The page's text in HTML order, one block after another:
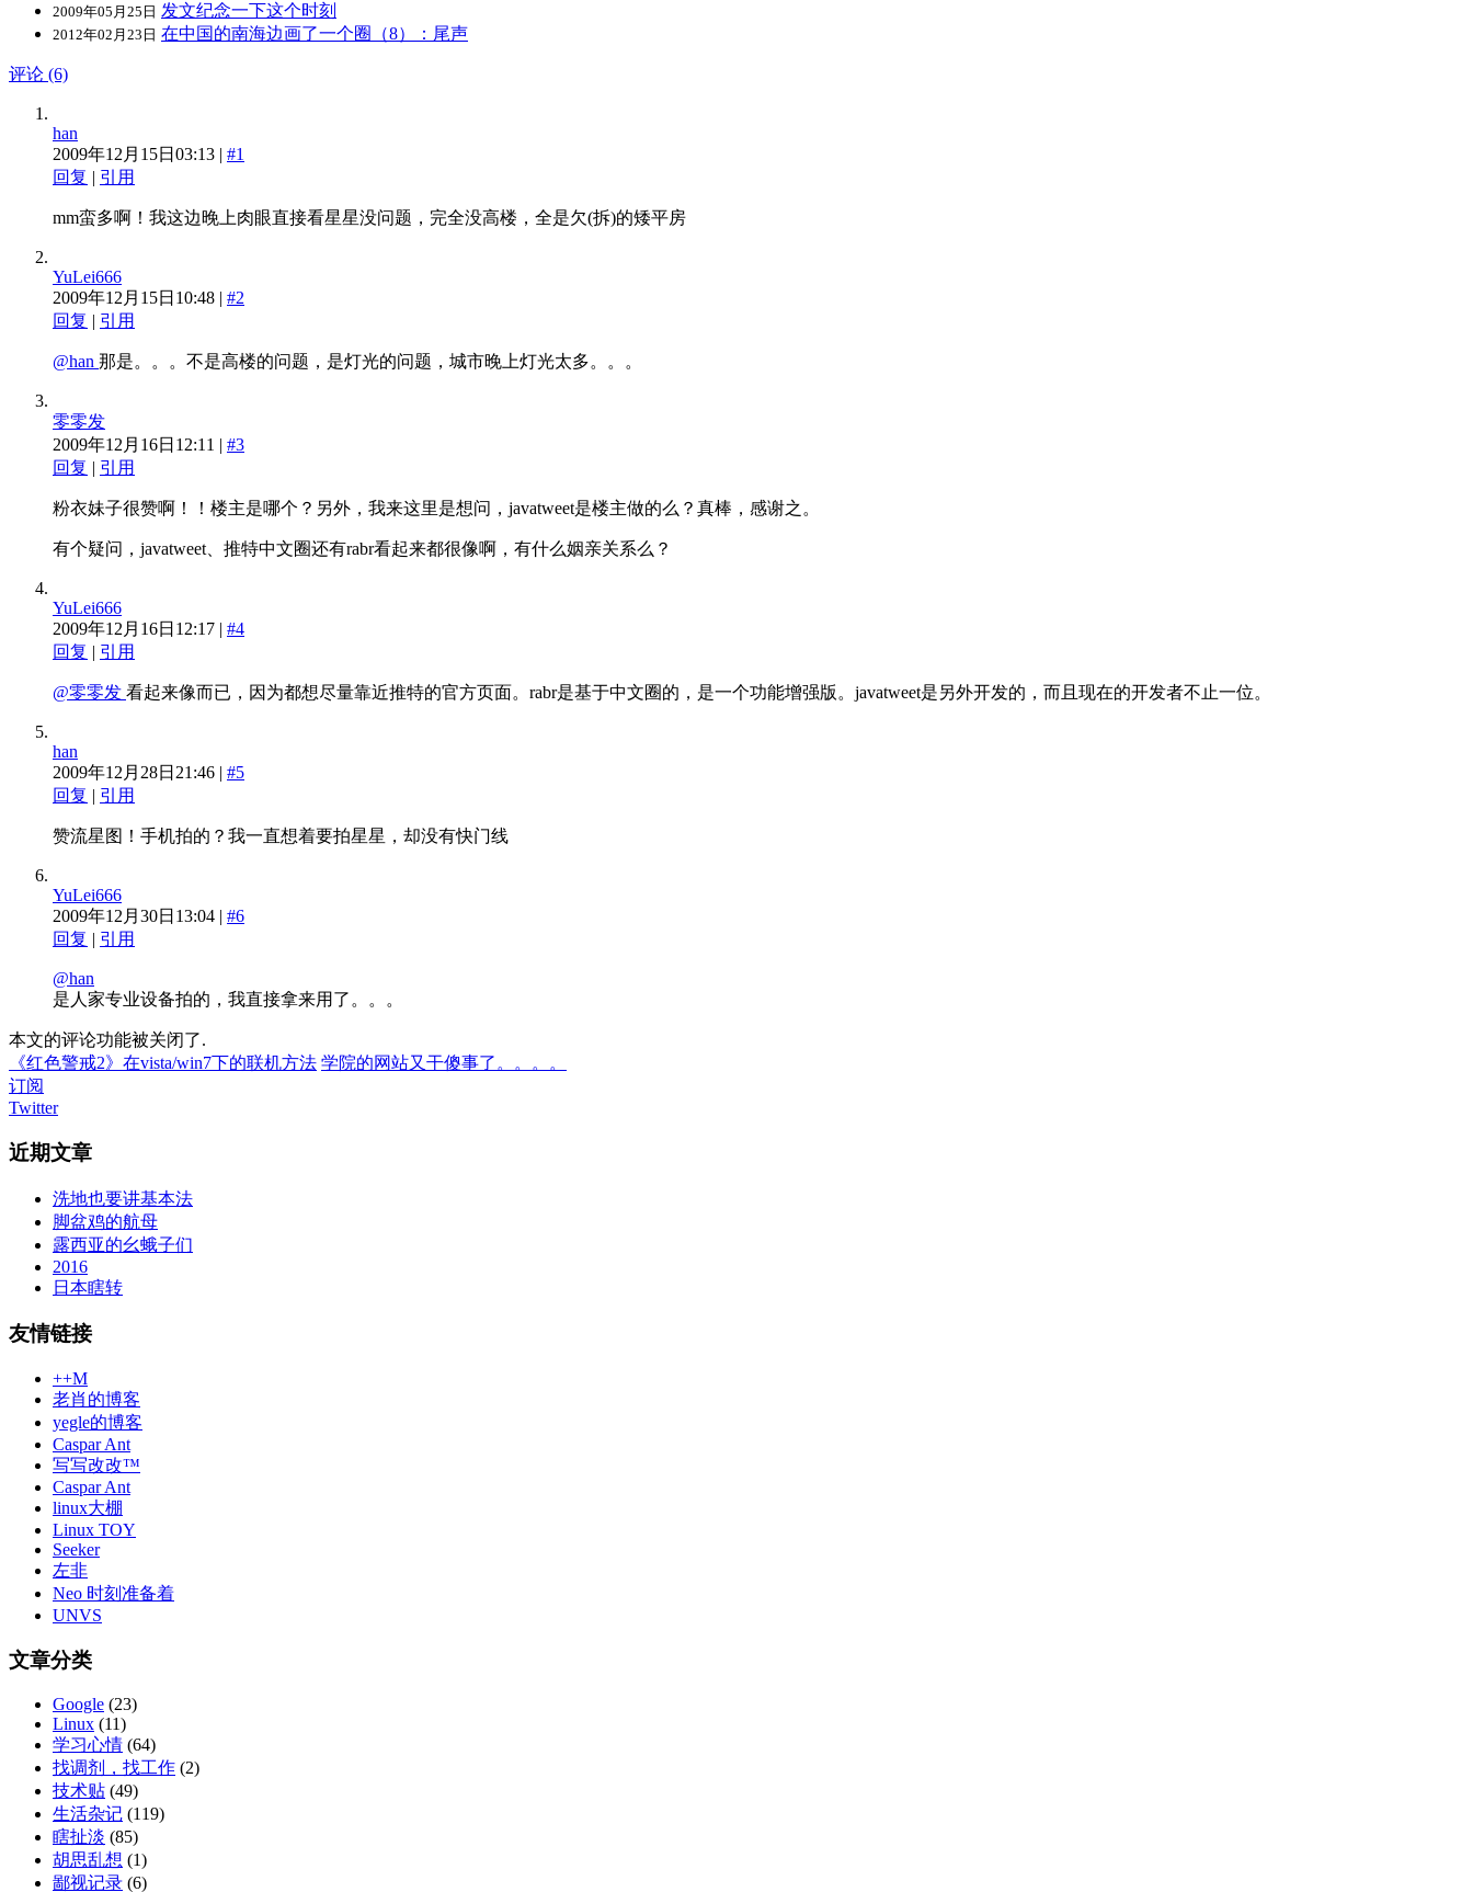
2009年05月25日 发文纪念一下这个时刻
2012年02月23日 在中国的南海边画了一个圈（8）：尾声
评论 (6)
han
2009年12月15日03:13 | #1
回复 | 引用
mm蛮多啊！我这边晚上肉眼直接看星星没问题，完全没高楼，全是欠(拆)的矮平房
YuLei666
2009年12月15日10:48 | #2
回复 | 引用
@han 那是。。。不是高楼的问题，是灯光的问题，城市晚上灯光太多。。。
零零发
2009年12月16日12:11 | #3
回复 | 引用
粉衣妹子很赞啊！！楼主是哪个？另外，我来这里是想问，javatweet是楼主做的么？真棒，感谢之。
有个疑问，javatweet、推特中文圈还有rabr看起来都很像啊，有什么姻亲关系么？
YuLei666
2009年12月16日12:17 | #4
回复 | 引用
@零零发 看起来像而已，因为都想尽量靠近推特的官方页面。rabr是基于中文圈的，是一个功能增强版。javatweet是另外开发的，而且现在的开发者不止一位。
han
2009年12月28日21:46 | #5
回复 | 引用
赞流星图！手机拍的？我一直想着要拍星星，却没有快门线
YuLei666
2009年12月30日13:04 | #6
回复 | 引用
@han
是人家专业设备拍的，我直接拿来用了。。。
本文的评论功能被关闭了.
《红色警戒2》在vista/win7下的联机方法 学院的网站又干傻事了。。。。
订阅
Twitter
近期文章
洗地也要讲基本法
脚盆鸡的航母
露西亚的幺蛾子们
2016
日本瞎转
友情链接
++M
老肖的博客
yegle的博客
Caspar Ant
写写改改™
Caspar Ant
linux大棚
Linux TOY
Seeker
左非
Neo 时刻准备着
UNVS
文章分类
Google (23)
Linux (11)
学习心情 (64)
找调剂，找工作 (2)
技术贴 (49)
生活杂记 (119)
瞎扯淡 (85)
胡思乱想 (1)
鄙视记录 (6)